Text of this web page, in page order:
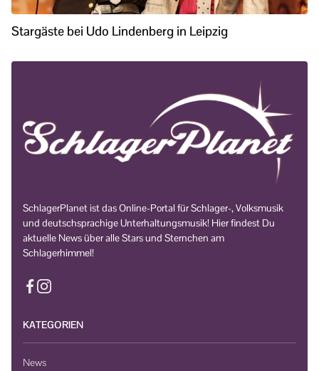
Stargäste bei Udo Lindenberg in Leipzig
SchlagerPlanet ist das Online-Portal für Schlager-, Volksmusik
und deutschsprachige Unterhaltungsmusik! Hier findest Du
aktuelle News über alle Stars und Sternchen am
Schlagerhimmel!
KATEGORIEN
News